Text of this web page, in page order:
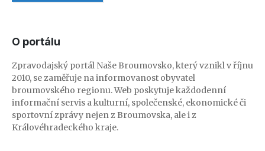
O portálu
Zpravodajský portál Naše Broumovsko, který vznikl v říjnu
2010, se zaměřuje na informovanost obyvatel
broumovského regionu. Web poskytuje každodenní
informační servis a kulturní, společenské, ekonomické či
sportovní zprávy nejen z Broumovska, ale i z
Královéhradeckého kraje.